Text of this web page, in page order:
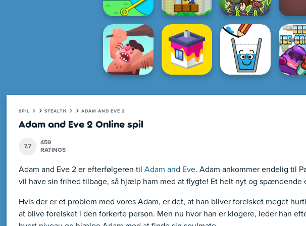
SPIL STEALTH ADAM AND EVE 2
Adam and Eve 2 Online spil
7.7
459
RATINGS
Adam and Eve 2 er efterfølgeren tilAdam and Eve. Adam ankommer endelig til
vil have sin frihed tilbage, så hjælp ham med at flygte! Et helt nyt og spændende
Hvis der er et problem med vores Adam, er det, at han bliver forelsket meget
at blive forelsket i den forkerte person. Men nu hvor han er klogere, leder han